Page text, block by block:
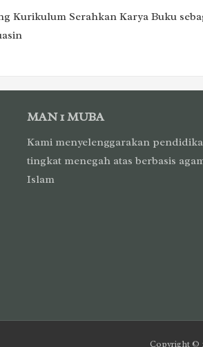
Kurikulum Serahkan Karya Buku
MAN 1 MUBA
Kami menyelenggarakan
tingkat menegah atas berbasis
Islam
Copyright ©